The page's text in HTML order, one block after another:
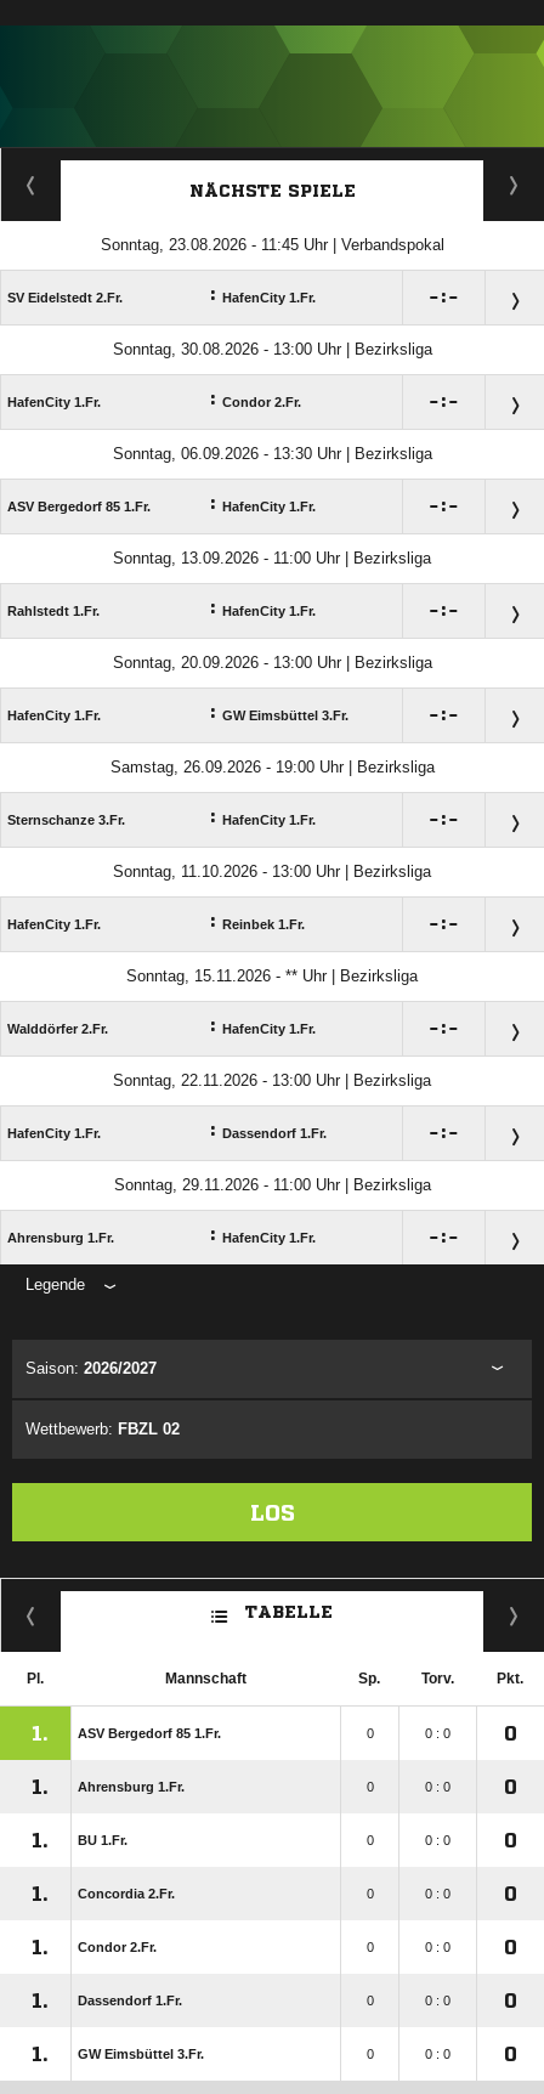
ANZEIGE
NÄCHSTE SPIELE
Sonntag, 23.08.2026 - 11:45 Uhr | Verbandspokal
SV Eidelstedt 2.Fr. : HafenCity 1.Fr. :
Sonntag, 30.08.2026 - 13:00 Uhr | Bezirksliga
HafenCity 1.Fr. : Condor 2.Fr. :
Sonntag, 06.09.2026 - 13:30 Uhr | Bezirksliga
ASV Bergedorf 85 1.Fr. : HafenCity 1.Fr. :
Sonntag, 13.09.2026 - 11:00 Uhr | Bezirksliga
Rahlstedt 1.Fr. : HafenCity 1.Fr. :
Sonntag, 20.09.2026 - 13:00 Uhr | Bezirksliga
HafenCity 1.Fr. : GW Eimsbüttel 3.Fr. :
Samstag, 26.09.2026 - 19:00 Uhr | Bezirksliga
Sternschanze 3.Fr. : HafenCity 1.Fr. :
Sonntag, 11.10.2026 - 13:00 Uhr | Bezirksliga
HafenCity 1.Fr. : Reinbek 1.Fr. :
Sonntag, 15.11.2026 - ** Uhr | Bezirksliga
Walddörfer 2.Fr. : HafenCity 1.Fr. :
Sonntag, 22.11.2026 - 13:00 Uhr | Bezirksliga
HafenCity 1.Fr. : Dassendorf 1.Fr. :
Sonntag, 29.11.2026 - 11:00 Uhr | Bezirksliga
Ahrensburg 1.Fr. : HafenCity 1.Fr. :
Legende
Saison: 2026/2027
Wettbewerb: FBZL 02
LOS
TABELLE
Pl. Mannschaft Sp. Torv. Pkt.
1. ASV Bergedorf 85 1.Fr. 0 0 : 0 0
1. Ahrensburg 1.Fr. 0 0 : 0 0
1. BU 1.Fr. 0 0 : 0 0
1. Concordia 2.Fr. 0 0 : 0 0
1. Condor 2.Fr. 0 0 : 0 0
1. Dassendorf 1.Fr. 0 0 : 0 0
1. GW Eimsbüttel 3.Fr. 0 0 : 0 0